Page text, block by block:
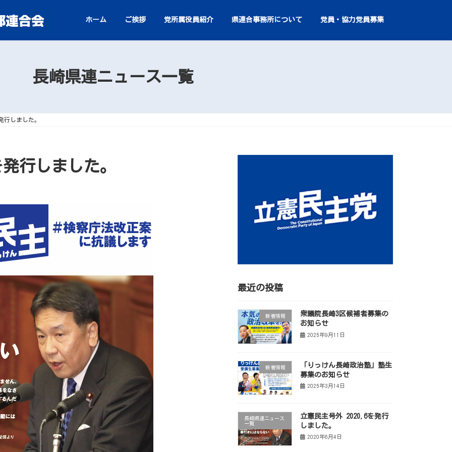
ホーム ご挨拶 党所属役員紹介 県連合事務所について 党員・協力党員募集
長崎県連ニュース一覧
しました。
行しました。
最近の投稿
新着情報
衆議院長崎3区候補者募集の
お知らせ
2025年9月11日
新着情報
「りっけん長崎政治塾」塾生
募集のお知らせ
2025年3月14日
長崎県連ニュース
一覧
立憲民主号外 2020.6を発行
しました。
2020年6月4日